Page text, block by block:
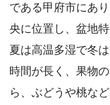
である甲府市にあ
央に位置し、盆地
夏は高温多湿で冬
時間が長く、果物
ら、ぶどうや桃な